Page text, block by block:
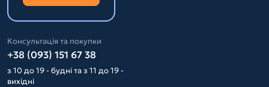
Консультація та покупки
+38 (093) 151 67 38
з 10 до 19 - будні та з 11 до 19 -
вихідні